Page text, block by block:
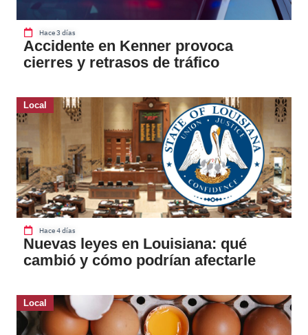
Hace 3 días
Accidente en Kenner provoca
cierres y retrasos de tráfico
Local
Hace 4 días
Nuevas leyes en Louisiana: qué
cambió y cómo podrían afectarle
Local